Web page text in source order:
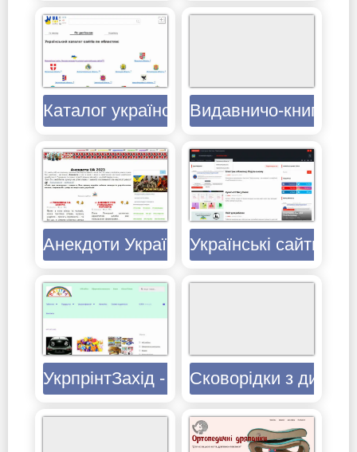
Каталог україномовних сайтів
Видавничо-
Анекдоти УкраїнськоюУкраїнські сайти в
УкрпрінтЗахід - фабрика картонної
Сковорідки з диску